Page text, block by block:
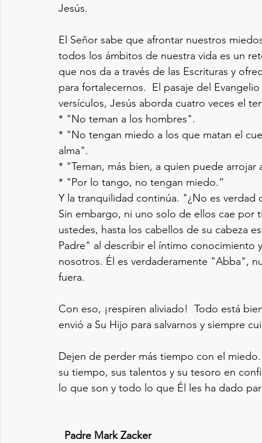
Jesús.
El Señor sabe que afrontar nuestros
todos los ámbitos de nuestra vida es un
que nos da a través de las Escrituras y
para fortalecernos.  El pasaje del
versículos, Jesús aborda cuatro veces el
* "No teman a los hombres".
* "No tengan miedo a los que matan el
alma".
* "Teman, más bien, a quien puede
* "Por lo tango, no tengan miedo.”
Y la tranquilidad continúa. "¿No es
Sin embargo, ni uno solo de ellos cae por
ustedes, hasta los cabellos de su cabeza
Padre" al describir el íntimo
nosotros. Él es verdaderamente "Abba",
fuera.
Con eso, ¡respiren aliviado!  Todo está
envió a Su Hijo para salvarnos y siempre
Dejen de perder más tiempo con el
su tiempo, sus talentos y su tesoro en
lo que son y todo lo que Él les ha dado
  Padre Mark Zacker